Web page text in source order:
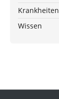
Krankheiten
Wissen